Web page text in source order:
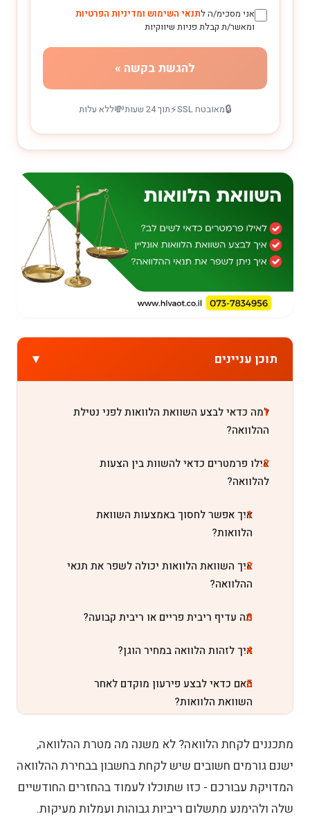
אני מסכימ/ה לתנאי השימוש ומדיניות הפרטיות
ומאשר/ת קבלת פניות שיווקיות
להגשת בקשה »
🔒מאובטח SSL ⚡תוך 24 שעות 💸ללא עלות
תוכן עניינים ▾
למה כדאי לבצע השוואת הלוואות לפני נטילת
ההלוואה?
אילו פרמטרים כדאי להשוות בין הצעות
להלוואה?
איך אפשר לחסוך באמצעות השוואת
הלוואות?
איך השוואת הלוואות יכולה לשפר את תנאי
ההלוואה?
מה עדיף ריבית פריים או ריבית קבועה?
איך לזהות הלוואה במחיר הוגן?
האם כדאי לבצע פירעון מוקדם לאחר
השוואת הלוואות?
עם איזה כלי ניתן להשוות הלוואות בנקאיות?
השוואת הלוואות לכל מטרה בישראל
מתכננים לקחת הלוואה? לא משנה מה מטרת ההלוואה,
ישנם גורמים חשובים שיש לקחת בחשבון בבחירת ההלוואה
המדויקת עבורכם - כזו שתוכלו לעמוד בהחזרים החודשיים
שלה ולהימנע מתשלום ריביות גבוהות ועמלות מעיקות.